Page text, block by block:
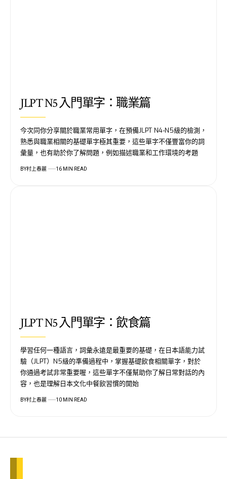
JLPT N5 入門單字：職業篇
今次同你分享關於職業常用單字，在預備JLPT N4-N5級的檢測，
熟悉與職業相關的基礎單字極其重要，這些單字不僅豐富你的詞
彙量，也有助於你了解問題，例如描述職業和工作環境的考題
BY村上春麗 16 MIN READ
JLPT N5 入門單字：飲食篇
學習任何一種語言，詞彙永遠是最重要的基礎，在日本語能力試
驗（JLPT）N5級的準備過程中，掌握基礎飲食相關單字，對於
你通過考試非常重要喔，這些單字不僅幫助你了解日常對話的內
容，也是理解日本文化中餐飲習慣的開始
BY村上春麗 10 MIN READ